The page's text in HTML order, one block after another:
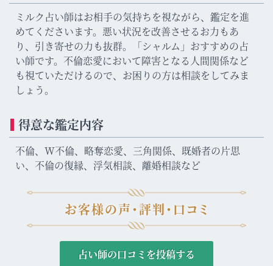
ミルク占い師はお相手の気持ちを視ながら、鑑定を進
めてくださいます。悪い状況を改善させるお力もあ
り、引き寄せの力も抜群。「シャルム」おすすめの占
い師です。不倫恋愛において障害となる人間関係など
も視ていただけるので、お困りの方は相談をしてみま
しょう。
得意な鑑定内容
不倫、W不倫、略奪恋愛、三角関係、既婚者の片思
い、不倫の復縁、浮気相談、離婚相談など
お客様の声・評判・口コミ
占い師の口コミを投稿する